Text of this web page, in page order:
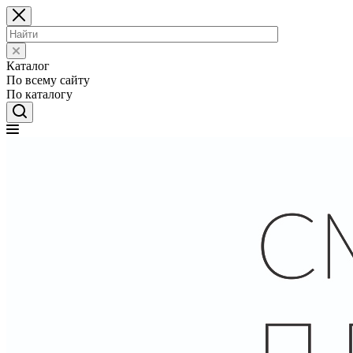
Каталог
По всему сайту
По каталогу